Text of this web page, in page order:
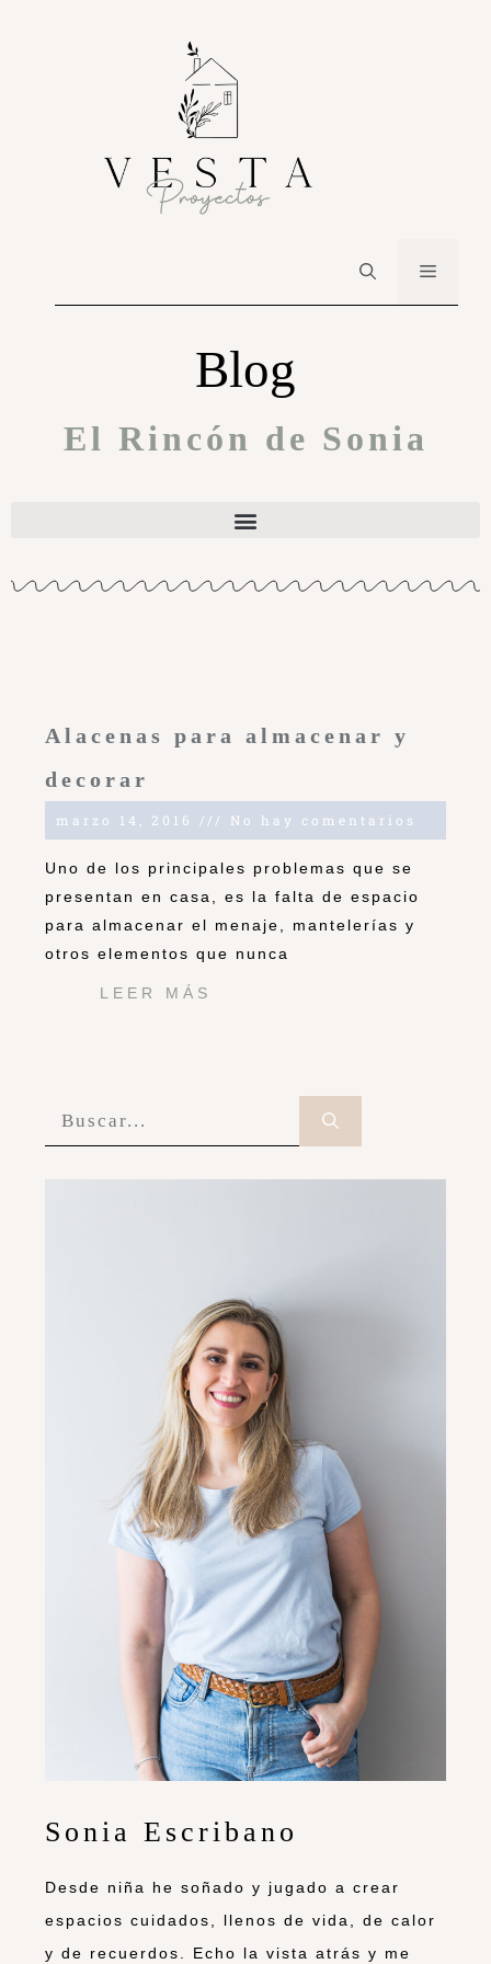
Blog
El Rincón de Sonia
Alacenas para almacenar y
decorar
marzo 14, 2016 No hay comentarios
Uno de los principales problemas que se
presentan en casa, es la falta de espacio
para almacenar el menaje, mantelerías y
otros elementos que nunca
LEER MÁS
Sonia Escribano
Desde niña he soñado y jugado a crear
espacios cuidados, llenos de vida, de calor
y de recuerdos. Echo la vista atrás y me